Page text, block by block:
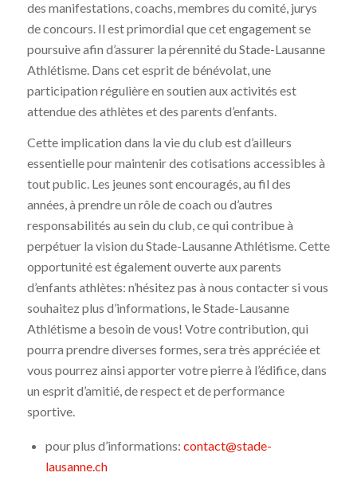
des manifestations, coachs, membres du comité, jurys
de concours. Il est primordial que cet engagement se
poursuive afin d’assurer la pérennité du Stade-Lausanne
Athlétisme. Dans cet esprit de bénévolat, une
participation régulière en soutien aux activités est
attendue des athlètes et des parents d’enfants.
Cette implication dans la vie du club est d’ailleurs
essentielle pour maintenir des cotisations accessibles à
tout public. Les jeunes sont encouragés, au fil des
années, à prendre un rôle de coach ou d’autres
responsabilités au sein du club, ce qui contribue à
perpétuer la vision du Stade-Lausanne Athlétisme. Cette
opportunité est également ouverte aux parents
d’enfants athlètes: n’hésitez pas à nous contacter si vous
souhaitez plus d’informations, le Stade-Lausanne
Athlétisme a besoin de vous! Votre contribution, qui
pourra prendre diverses formes, sera très appréciée et
vous pourrez ainsi apporter votre pierre à l’édifice, dans
un esprit d’amitié, de respect et de performance
sportive.
pour plus d’informations: contact@stade-
lausanne.ch